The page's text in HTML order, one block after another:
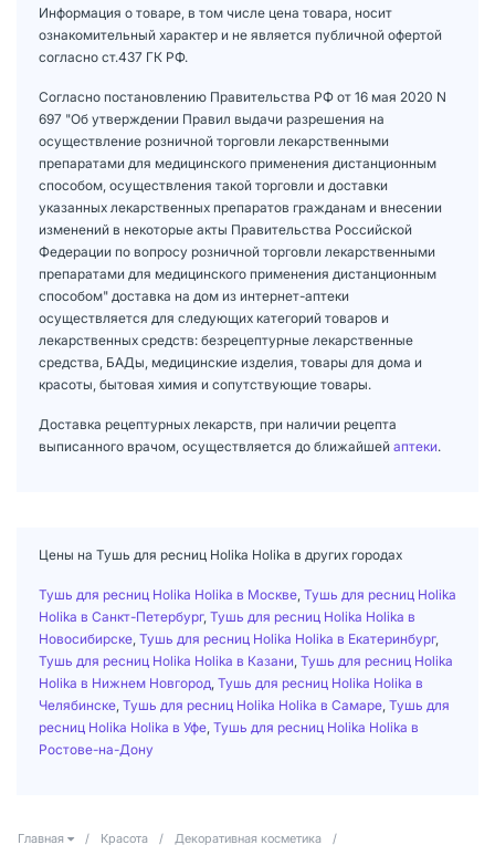
Информация о товаре, в том числе цена товара, носит
ознакомительный характер и не является публичной офертой
согласно ст.437 ГК РФ.
Согласно постановлению Правительства РФ от 16 мая 2020 N
697 "Об утверждении Правил выдачи разрешения на
осуществление розничной торговли лекарственными
препаратами для медицинского применения дистанционным
способом, осуществления такой торговли и доставки
указанных лекарственных препаратов гражданам и внесении
изменений в некоторые акты Правительства Российской
Федерации по вопросу розничной торговли лекарственными
препаратами для медицинского применения дистанционным
способом" доставка на дом из интернет-аптеки
осуществляется для следующих категорий товаров и
лекарственных средств: безрецептурные лекарственные
средства, БАДы, медицинские изделия, товары для дома и
красоты, бытовая химия и сопутствующие товары.
Доставка рецептурных лекарств, при наличии рецепта
выписанного врачом, осуществляется до ближайшей аптеки.
Цены на Тушь для ресниц Holika Holika в других городах
Тушь для ресниц Holika Holika в Москве Тушь для ресниц Holika
Holika в Санкт-Петербург, Тушь для ресниц Holika Holika в
Новосибирске Тушь для ресниц Holika Holika в Екатеринбург,
Тушь для ресниц Holika Holika в Казани Тушь для ресниц Holika
Holika в Нижнем Новгород Тушь для ресниц Holika Holika в
Челябинске Тушь для ресниц Holika Holika в Самаре Тушь для
ресниц Holika Holika в Уфе Тушь для ресниц Holika Holika в
Ростове-на-Дону
Главная / Красота / Декоративная косметика
/